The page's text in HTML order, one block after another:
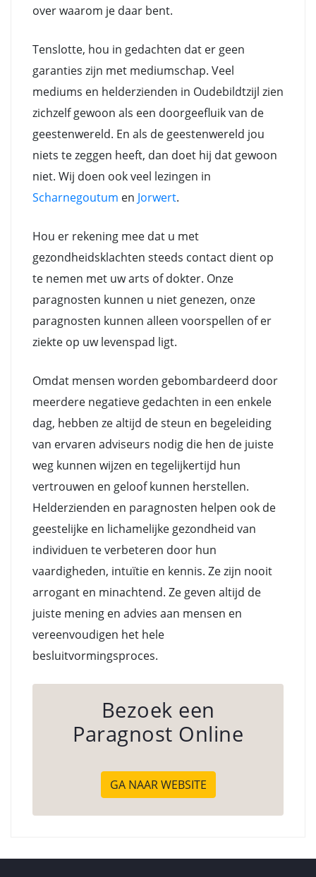
over waarom je daar bent.
Tenslotte, hou in gedachten dat er geen
garanties zijn met mediumschap. Veel
mediums en helderzienden in Oudebildtzijl zien
zichzelf gewoon als een doorgeefluik van de
geestenwereld. En als de geestenwereld jou
niets te zeggen heeft, dan doet hij dat gewoon
niet. Wij doen ook veel lezingen in
Scharnegoutum en Jorwert.
Hou er rekening mee dat u met
gezondheidsklachten steeds contact dient op
te nemen met uw arts of dokter. Onze
paragnosten kunnen u niet genezen, onze
paragnosten kunnen alleen voorspellen of er
ziekte op uw levenspad ligt.
Omdat mensen worden gebombardeerd door
meerdere negatieve gedachten in een enkele
dag, hebben ze altijd de steun en begeleiding
van ervaren adviseurs nodig die hen de juiste
weg kunnen wijzen en tegelijkertijd hun
vertrouwen en geloof kunnen herstellen.
Helderzienden en paragnosten helpen ook de
geestelijke en lichamelijke gezondheid van
individuen te verbeteren door hun
vaardigheden, intuïtie en kennis. Ze zijn nooit
arrogant en minachtend. Ze geven altijd de
juiste mening en advies aan mensen en
vereenvoudigen het hele
besluitvormingsproces.
Bezoek een
Paragnost Online
GA NAAR WEBSITE